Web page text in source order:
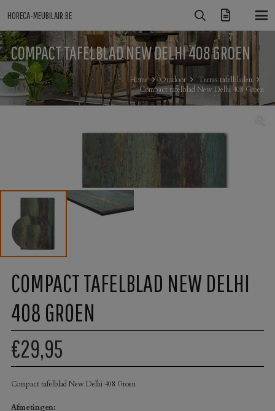
HORECA-MEUBILAIR.BE
COMPACT TAFELBLAD NEW DELHI 408 GROEN
Home Outdoor
Terras tafelbladen
Compact tafelblad New Delhi 408 Groen
COMPACT TAFELBLAD NEW DELHI
408 GROEN
€29,95
Compact tafelblad New Delhi 408 Groen
Afmetingen: